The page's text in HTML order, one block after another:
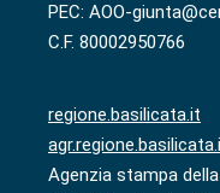
PEC: AOO-
C.F. 80002950766
regione.basilicata.it
Agenzia stampa della